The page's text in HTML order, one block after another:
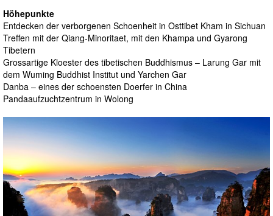
Höhepunkte
Entdecken der verborgenen Schoenheit in Osttibet Kham in Sichuan
Treffen mit der Qiang-Minoritaet, mit den Khampa und Gyarong
Tibetern
Grossartige Kloester des tibetischen Buddhismus – Larung Gar mit
dem Wuming Buddhist Institut und Yarchen Gar
Danba – eines der schoensten Doerfer in China
Pandaaufzuchtzentrum in Wolong